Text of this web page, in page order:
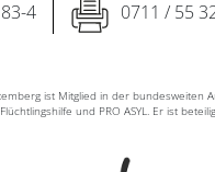
4 0711 / 55
ist Mitglied in der bundesweiten
und PRO ASYL. Er ist